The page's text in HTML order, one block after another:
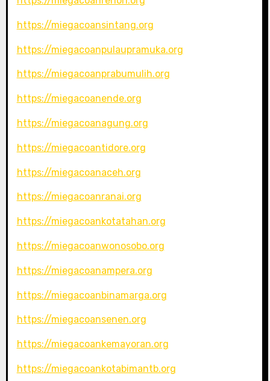
https://miegacoansintang.org
https://miegacoanpulaupramuka.org
https://miegacoanprabumulih.org
https://miegacoanende.org
https://miegacoanagung.org
https://miegacoantidore.org
https://miegacoanaceh.org
https://miegacoanranai.org
https://miegacoankotatahan.org
https://miegacoanwonosobo.org
https://miegacoanampera.org
https://miegacoanbinamarga.org
https://miegacoansenen.org
https://miegacoankemayoran.org
https://miegacoankotabimantb.org